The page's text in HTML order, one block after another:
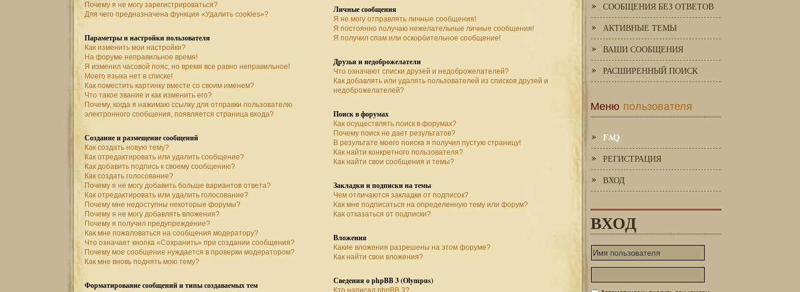
Почему я не могу зарегистрироваться?
Для чего предназначена функция «Удалить cookies»?
Параметры и настройки пользователя
Как изменить мои настройки?
На форуме неправильное время!
Я изменил часовой пояс, но время все равно неправильное!
Моего языка нет в списке!
Как поместить картинку вместе со своим именем?
Что такое звание и как изменить его?
Почему, когда я нажимаю ссылку для отправки пользователю
электронного сообщения, появляется страница входа?
Создание и размещение сообщений
Как создать новую тему?
Как отредактировать или удалить сообщение?
Как добавить подпись к своему сообщению?
Как создать голосование?
Почему я не могу добавить больше вариантов ответа?
Как отредактировать или удалить голосование?
Почему мне недоступны некоторые форумы?
Почему я не могу добавлять вложения?
Почему я получил предупреждение?
Как мне пожаловаться на сообщения модератору?
Что означает кнопка «Сохранить» при создании сообщения?
Почему мое сообщение нуждается в проверки модератором?
Как мне вновь поднять мою тему?
Форматирование сообщений и типы создаваемых тем
Личные сообщения
Я не могу отправлять личные сообщения!
Я постоянно получаю нежелательные личные сообщения!
Я получил спам или оскорбительное сообщение!
Друзья и недоброжелатели
Что означают списки друзей и недоброжелателей?
Как добавлять или удалять пользователей из списков друзей и
недоброжелателей?
Поиск в форумах
Как осуществлять поиск в форумах?
Почему поиск не дает результатов?
В результате моего поиска я получил пустую страницу!
Как найти конкретного пользователя?
Как найти свои сообщения и темы?
Закладки и подписки на темы
Чем отличаются закладки от подписок?
Как мне подписаться на определенную тему или форум?
Как отказаться от подписки?
Вложения
Какие вложения разрешены на этом форуме?
Как найти свои вложения?
Сведения о phpBB 3 (Olympus)
Кто написал phpBB 3?
СООБЩЕНИЯ БЕЗ ОТВЕТОВ
АКТИВНЫЕ ТЕМЫ
ВАШИ СООБЩЕНИЯ
РАСШИРЕННЫЙ ПОИСК
Меню пользователя
FAQ
РЕГИСТРАЦИЯ
ВХОД
ВХОД